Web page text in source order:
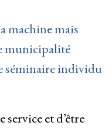
machine mais
municipalité
séminaire individu
et d’être